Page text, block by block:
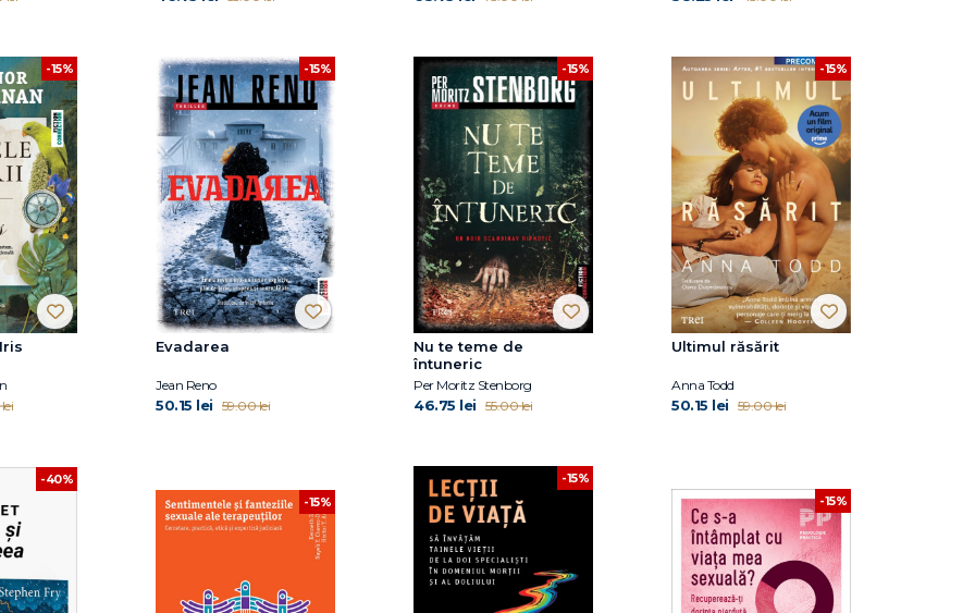
-15% -15%
Evadarea
Jean Reno
50.15 lei 59.00 lei
-15%
Nu te teme de
întuneric
Per Moritz Stenborg
46.75 lei 55.00 lei
-15%
Ultimul răsărit
Anna Todd
50.15 lei 59.00 lei
-40%
-15%
-15%
-15%